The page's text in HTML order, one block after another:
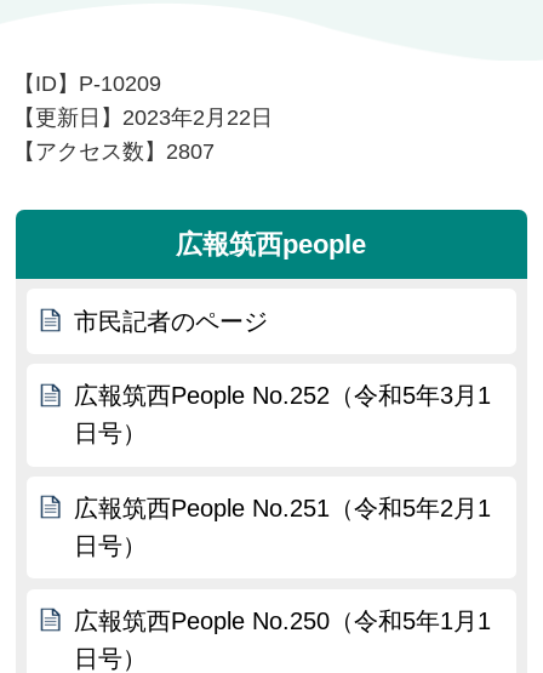
【ID】 P-10209
【更新日】 2023年2月22日
【アクセス数】 2807
広報筑西people
市民記者のページ
広報筑西People No.252（令和5年3月1
日号）
広報筑西People No.251（令和5年2月1
日号）
広報筑西People No.250（令和5年1月1
日号）